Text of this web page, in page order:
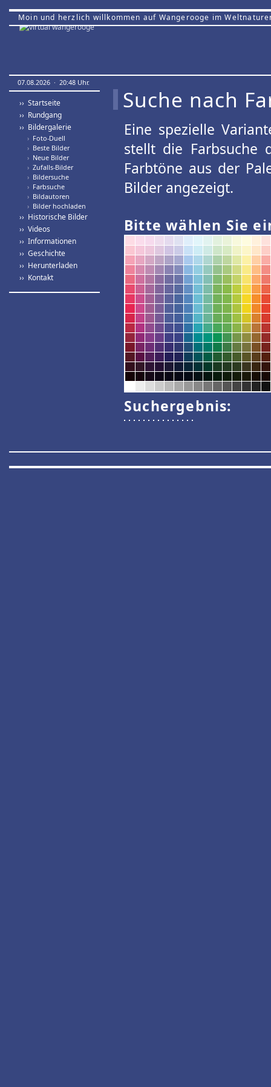
Moin und herzlich willkommen auf Wangerooge im
07.08.2026 · 20:48 Uhr.
›› Startseite
›› Rundgang
›› Bildergalerie
› Foto-Duell
› Beste Bilder
› Neue Bilder
› Zufalls-Bilder
› Bildersuche
› Farbsuche
› Bildautoren
› Bilder hochladen
›› Historische Bilder
›› Videos
›› Informationen
›› Geschichte
›› Herunterladen
›› Kontakt
Suche nach
Eine spezielle
stellt die Farbsuche
Farbtöne aus der
Bilder angezeigt.
Bitte wählen Sie
Suchergebnis: